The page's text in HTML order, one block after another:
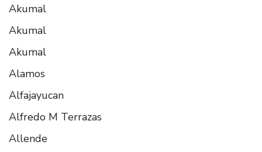
Akumal
Akumal
Akumal
Alamos
Alfajayucan
Alfredo M Terrazas
Allende